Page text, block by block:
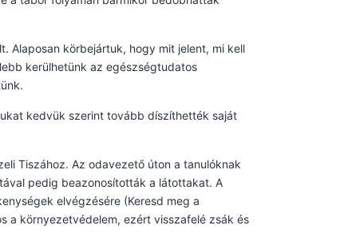
Alaposan körbejártuk, hogy mit jelent, mi kell
kerülhetünk az egészségtudatos
kedvük szerint tovább díszíthették saját
Tiszához. Az odavezető úton a tanulóknak
pedig beazonosították a látottakat. A
elvégzésére (Keresd meg a
a környezetvédelem, ezért visszafelé zsák és